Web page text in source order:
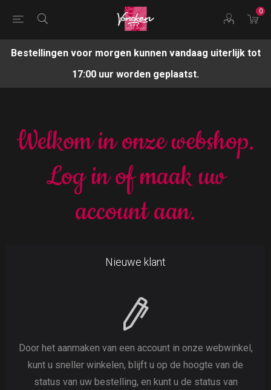
0
Bestellingen voor morgen kunnen vandaag uiterlijk tot
17:00 uur worden geplaatst.
Welkom in onze webshop.
Log in of maak uw
account aan.
Nieuwe klant
Door het aanmaken van een account in onze webwinkel,
kunt u sneller winkelen, blijft u op de hoogte van de
status van uw bestelling, en kunt u de status van